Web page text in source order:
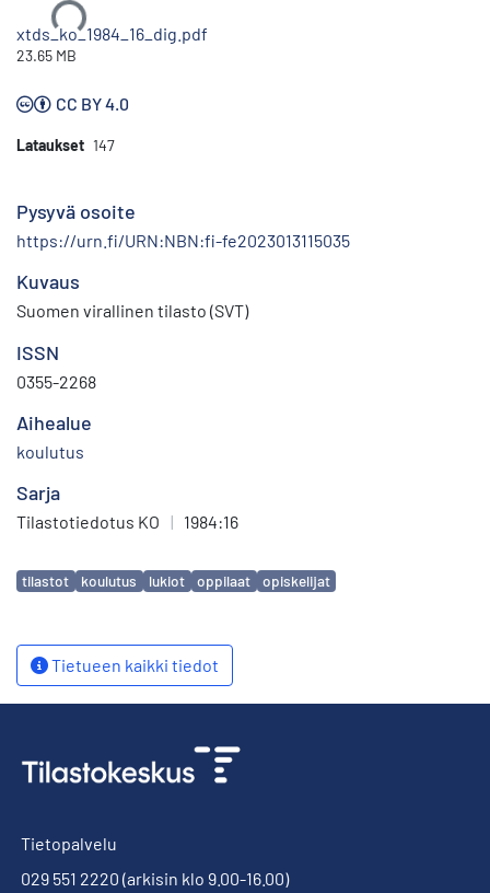
Ladataan...
xtds_ko_1984_16_dig.pdf
23.65 MB
CC BY 4.0
Lataukset 147
Pysyvä osoite
https://urn.fi/URN:NBN:fi-fe2023013115035
Kuvaus
Suomen virallinen tilasto (SVT)
ISSN
0355-2268
Aihealue
koulutus
Sarja
Tilastotiedotus KO | 1984:16
Avainsanat
tilastot koulutus lukiot oppilaat opiskelijat
Tietueen kaikki tiedot
Tietopalvelu
029 551 2220 (arkisin klo 9.00-16.00)